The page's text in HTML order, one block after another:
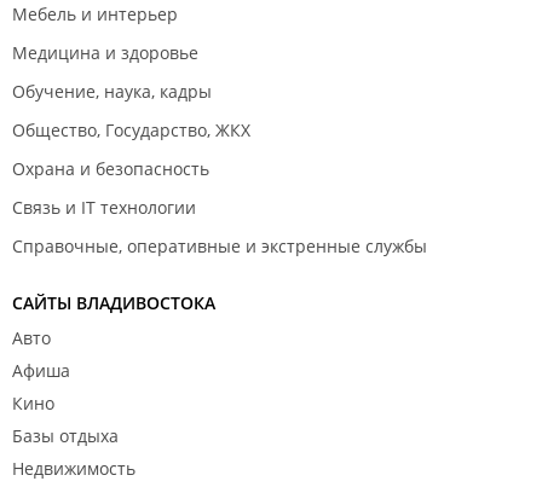
Мебель и интерьер
Медицина и здоровье
Обучение, наука, кадры
Общество, Государство, ЖКХ
Охрана и безопасность
Связь и IT технологии
Справочные, оперативные и экстренные службы
САЙТЫ ВЛАДИВОСТОКА
Авто
Афиша
Кино
Базы отдыха
Недвижимость